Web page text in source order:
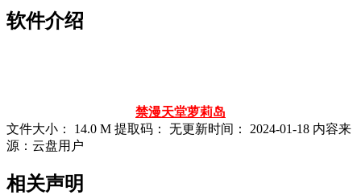
软件介绍
禁漫天堂萝莉岛
文件大小：
14.0 M 提取码： 无更新时间： 2024-01-18 内容来
源：云盘用户
相关声明